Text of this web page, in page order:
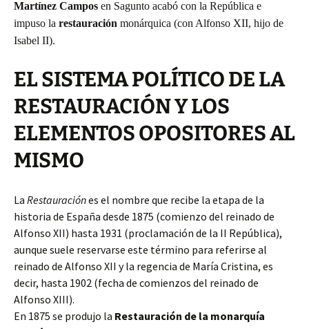
Martínez Campos en Sagunto acabó con la República e
impuso la restauración monárquica (con Alfonso XII, hijo de
Isabel II).
EL SISTEMA POLÍTICO DE LA
RESTAURACIÓN Y LOS
ELEMENTOS OPOSITORES AL
MISMO
La Restauraciónes el nombre que recibe la etapa de la
historia de España desde 1875 (comienzo del reinado de
Alfonso XII) hasta 1931 (proclamación de la II República),
aunque suele reservarse este término para referirse al
reinado de Alfonso XII y la regencia de María Cristina, es
decir, hasta 1902 (fecha de comienzos del reinado de
Alfonso XIII).
En 1875 se produjo la Restauración de la monarquía